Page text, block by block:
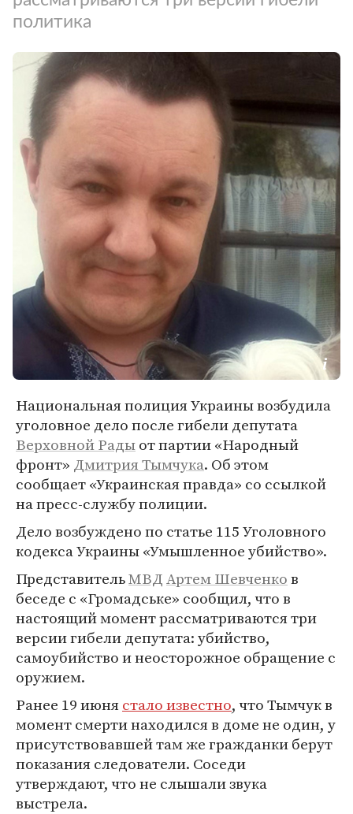
политика
Национальная полиция Украины возбудила
уголовное дело после гибели депутата
Верховной Радыот партии «Народный
фронт» Дмитрия Тымчука. Об этом
сообщает «Украинская правда» со ссылкой
на пресс-службу полиции.
Дело возбуждено по статье 115 Уголовного
кодекса Украины «Умышленное убийство».
ПредставительМВДАртем Шевченков
беседе с «Громадське» сообщил, что в
настоящий момент рассматриваются три
версии гибели депутата: убийство,
самоубийство и неосторожное обращение с
оружием.
Ранее 19 июнястало известно, что Тымчук в
момент смерти находился в доме не один, у
присутствовавшей там же гражданки берут
показания следователи. Соседи
утверждают, что не слышали звука
выстрела.